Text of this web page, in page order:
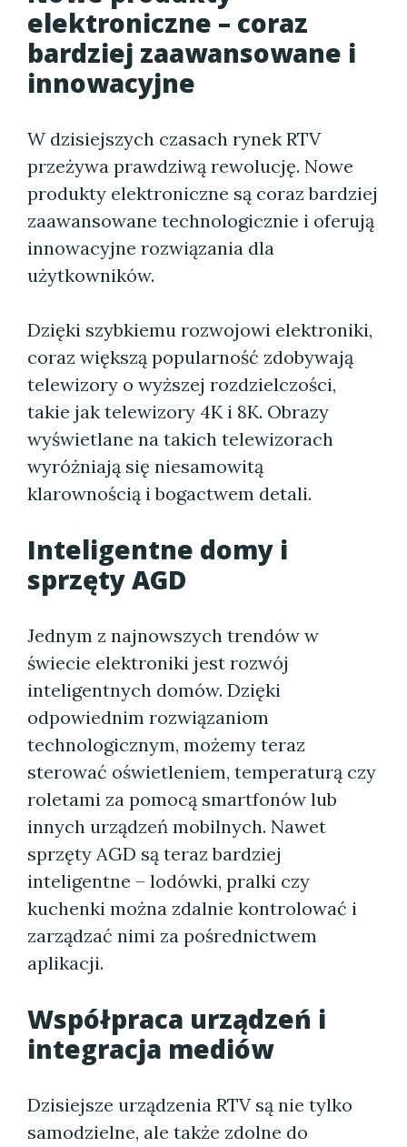
elektroniczne – coraz
bardziej zaawansowane i
innowacyjne
W dzisiejszych czasach rynek RTV
przeżywa prawdziwą rewolucję. Nowe
produkty elektroniczne są coraz bardziej
zaawansowane technologicznie i oferują
innowacyjne rozwiązania dla
użytkowników.
Dzięki szybkiemu rozwojowi elektroniki,
coraz większą popularność zdobywają
telewizory o wyższej rozdzielczości,
takie jak telewizory 4K i 8K. Obrazy
wyświetlane na takich telewizorach
wyróżniają się niesamowitą
klarownością i bogactwem detali.
Inteligentne domy i
sprzęty AGD
Jednym z najnowszych trendów w
świecie elektroniki jest rozwój
inteligentnych domów. Dzięki
odpowiednim rozwiązaniom
technologicznym, możemy teraz
sterować oświetleniem, temperaturą czy
roletami za pomocą smartfonów lub
innych urządzeń mobilnych. Nawet
sprzęty AGD są teraz bardziej
inteligentne – lodówki, pralki czy
kuchenki można zdalnie kontrolować i
zarządzać nimi za pośrednictwem
aplikacji.
Współpraca urządzeń i
integracja mediów
Dzisiejsze urządzenia RTV są nie tylko
samodzielne, ale także zdolne do